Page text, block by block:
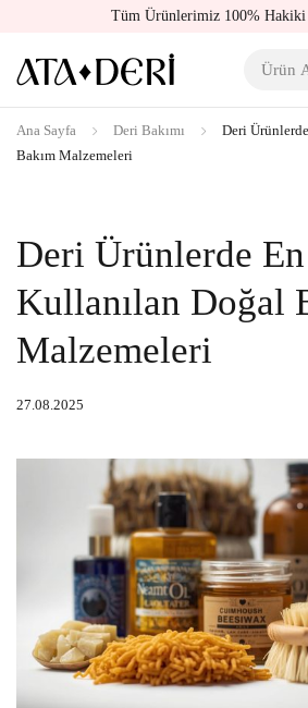
Tüm Ürünlerimiz 100%
Ana Sayfa Deri Bakımı
Deri
Bakım Malzemeleri
Deri Ürünlerde
Kullanılan Doğal
Malzemeleri
27.08.2025